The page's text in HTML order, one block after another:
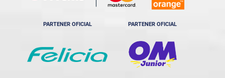
PARTENER OFICIAL PARTENER OFICIAL